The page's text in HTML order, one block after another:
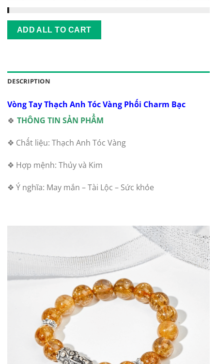
nhăn
da
YHLADD ALL TO CART
DESCRIPTION
Vòng Tay Thạch Anh Tóc Vàng Phối Charm Bạc
🍀 THÔNG TIN SẢN PHẨM
❖ Chất liệu: Thạch Anh Tóc Vàng
❖ Hợp mệnh: Thủy và Kim
❖ Ý nghĩa: May mắn – Tài Lộc – Sức khỏe